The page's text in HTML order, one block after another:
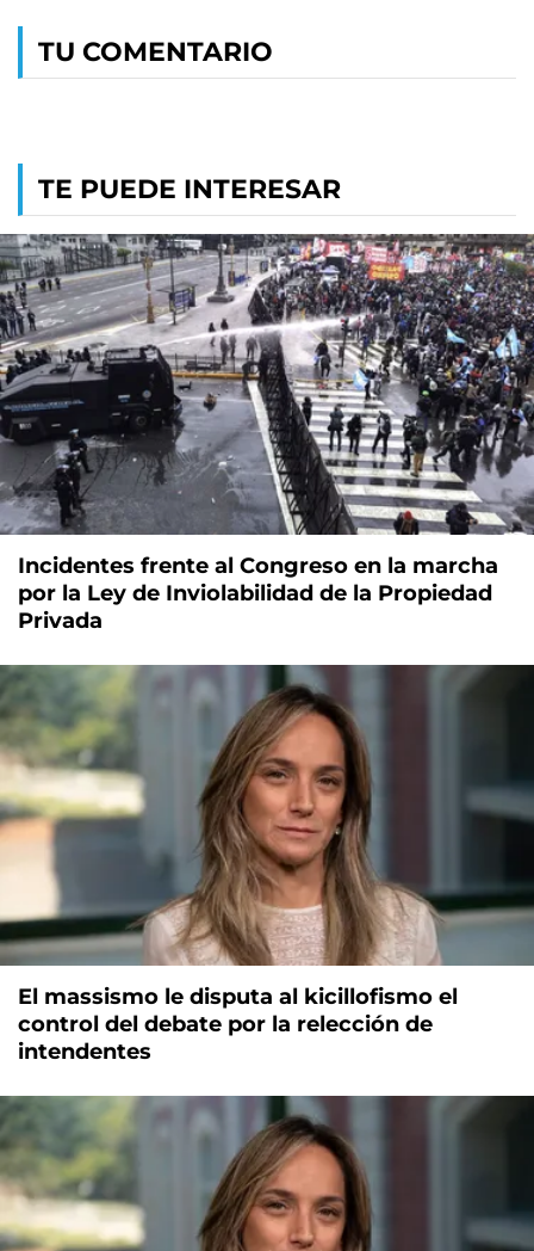
TU COMENTARIO
TE PUEDE INTERESAR
Incidentes frente al Congreso en la marcha
por la Ley de Inviolabilidad de la Propiedad
Privada
El massismo le disputa al kicillofismo el
control del debate por la relección de
intendentes